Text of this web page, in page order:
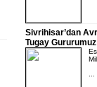
Sivrihisar’dan
Tugay